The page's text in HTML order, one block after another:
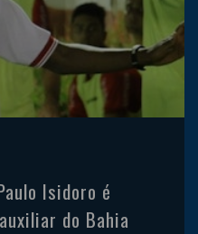
Isidoro é
do Bahia